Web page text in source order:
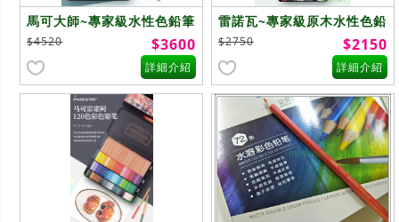
馬可大師~專家級水性色鉛筆
~100色
$4520 $3600
詳細介紹
雷諾瓦~專家級原木水性色鉛
筆~100色
$2750 $2150
詳細介紹